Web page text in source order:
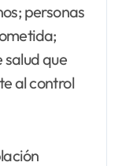
personas
salud que
al control